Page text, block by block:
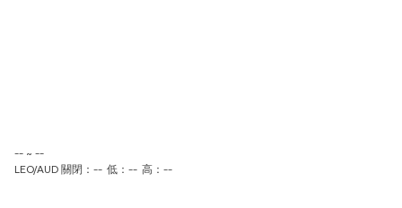
-- ~ --
LEO/AUD 關閉：-- 低：-- 高：--